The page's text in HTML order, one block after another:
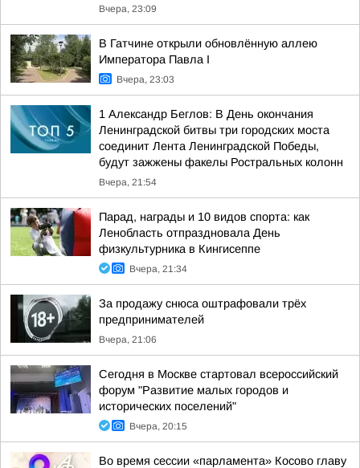
Вчера, 23:09
В Гатчине открыли обновлённую аллею
Императора Павла I
Вчера, 23:03
1 Александр Беглов: В День окончания
Ленинградской битвы три городских моста
соединит Лента Ленинградской Победы,
будут зажжены факелы Ростральных колонн
Вчера, 21:54
Парад, награды и 10 видов спорта: как
Ленобласть отпраздновала День
физкультурника в Кингисеппе
Вчера, 21:34
За продажу снюса оштрафовали трёх
предпринимателей
Вчера, 21:06
Сегодня в Москве стартовал всероссийский
форум "Развитие малых городов и
исторических поселений"
Вчера, 20:15
Во время сессии «парламента» Косово главу